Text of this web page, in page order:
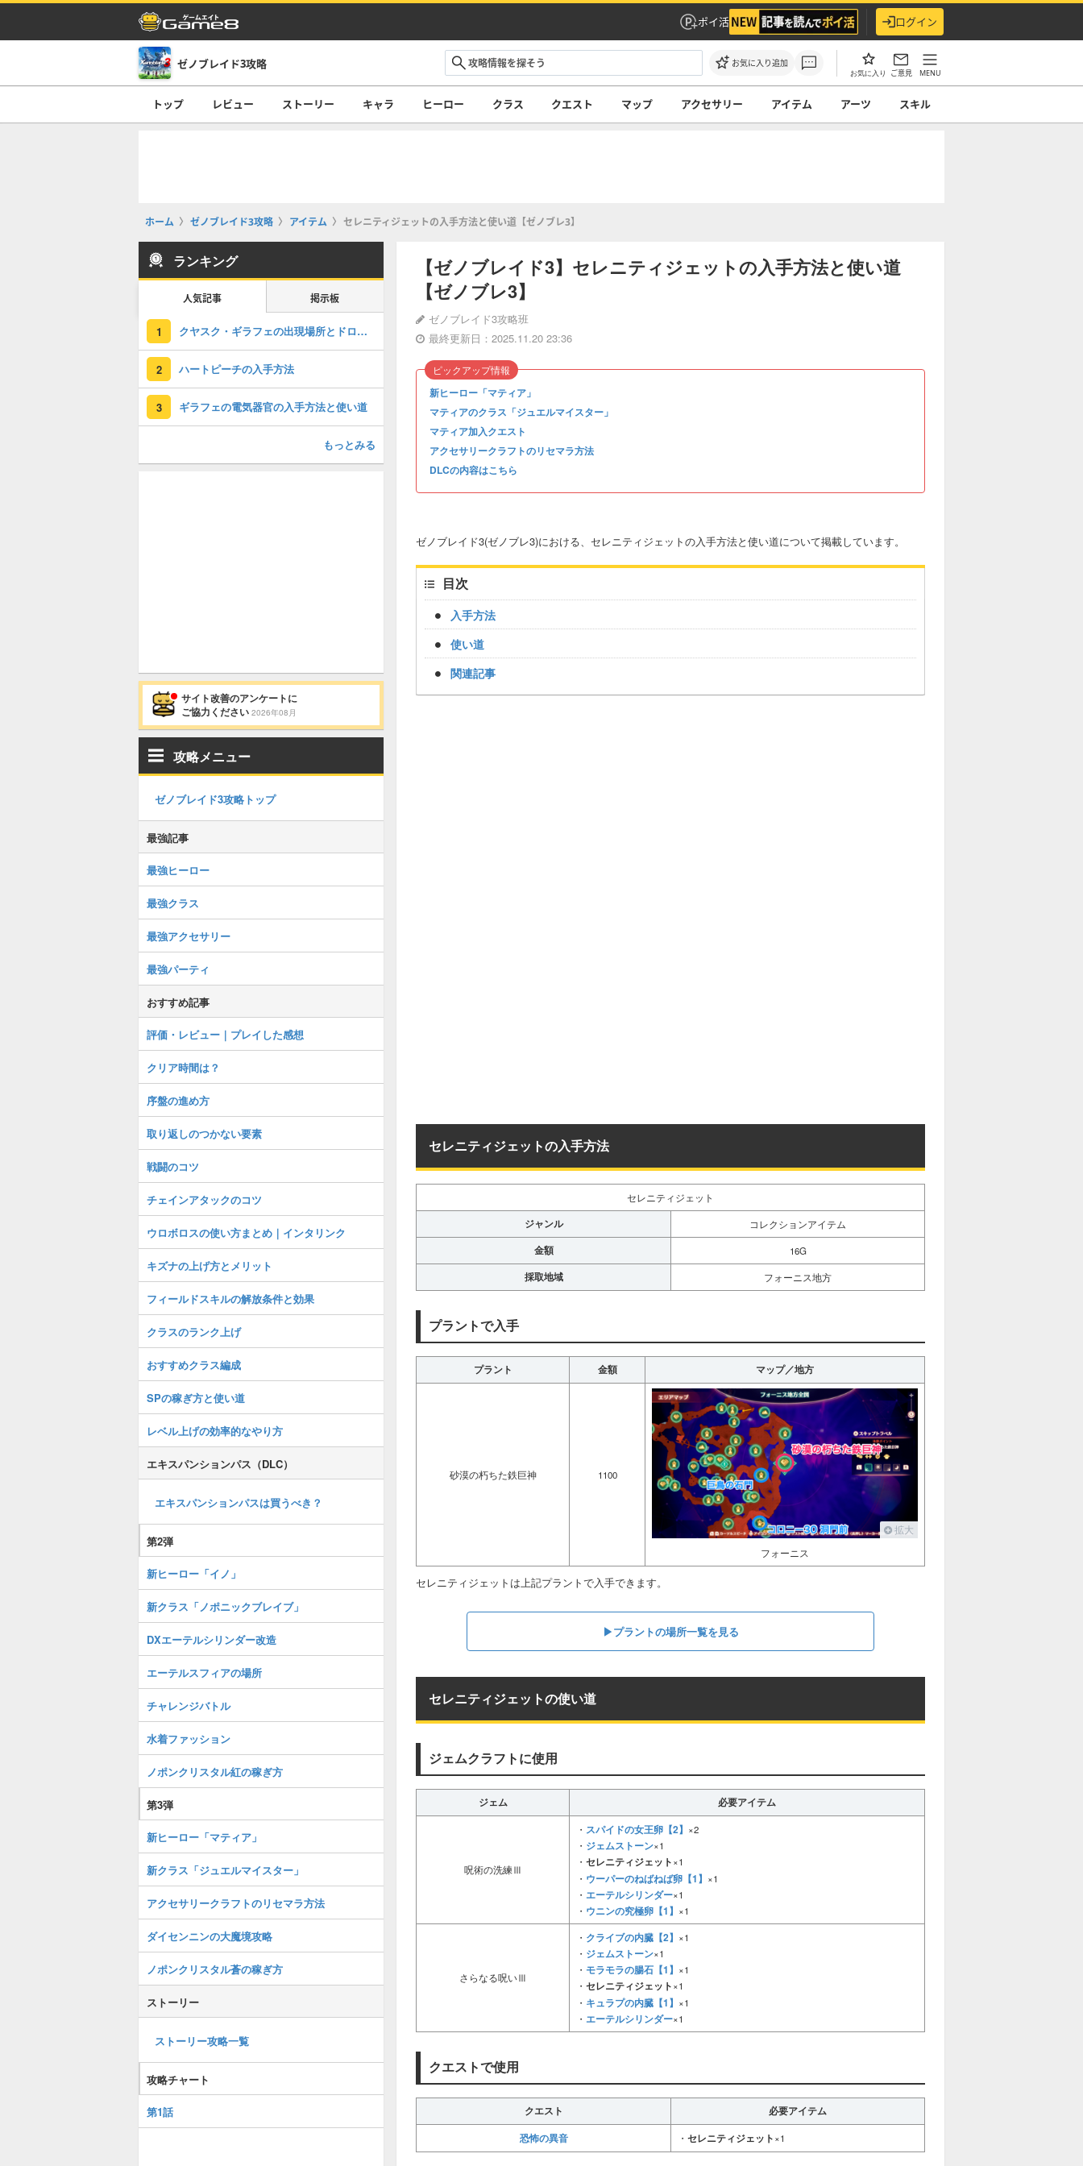
ポイ活 ログイン
ゼノブレイド3攻略 お気に入り追加
お気に入り ご意見 MENU
トップ レビュー ストーリー キャラ ヒーロー クラス クエスト マップ アクセサリー アイテム アーツ スキル
ホーム ゼノブレイド3攻略 アイテム セレニティジェットの入手方法と使い道【ゼノブレ3】
【ゼノブレイド3】セレニティジェットの入手方法と使い道
【ゼノブレ3】
ゼノブレイド3攻略班
最終更新日：2025.11.20 23:36
新ヒーロー「マティア」
マティアのクラス「ジュエルマイスター」
マティア加入クエスト
アクセサリークラフトのリセマラ方法
DLCの内容はこちら
ピックアップ情報
ゼノブレイド3(ゼノブレ3)における、セレニティジェットの入手方法と使い道について掲載しています。
目次
入手方法
使い道
関連記事
セレニティジェットの入手方法
セレニティジェット
ジャンル コレクションアイテム
金額 16G
採取地域 フォーニス地方
プラントで入手
プラント 金額 マップ／地方
砂漠の朽ちた鉄巨神 1100
拡大
フォーニス
セレニティジェットは上記プラントで入手できます。
▶︎プラントの場所一覧を見る
セレニティジェットの使い道
ジェムクラフトに使用
ジェム 必要アイテム
呪術の洗練Ⅲ
・ スパイドの女王卵【2】 ×2
・ ジェムストーン×1
・ セレニティジェット×1
・ ウーパーのねばねば卵【1】 ×1
・ エーテルシリンダー×1
・ ウニンの究極卵【1】 ×1
さらなる呪いⅢ
・ クライブの内臓【2】 ×1
・ ジェムストーン×1
・ モラモラの腸石【1】 ×1
・ セレニティジェット×1
・ キュラプの内臓【1】 ×1
・ エーテルシリンダー×1
クエストで使用
クエスト 必要アイテム
恐怖の異音 ・ セレニティジェット×1
ランキング
人気記事 掲示板
1 クヤスク・ギラフェの出現場所とドロップ
2 ハートピーチの入手方法
3 ギラフェの電気器官の入手方法と使い道
もっとみる
サイト改善のアンケートに
ご協力ください 2026年08月
攻略メニュー
ゼノブレイド3攻略トップ
最強記事
最強ヒーロー
最強クラス
最強アクセサリー
最強パーティ
おすすめ記事
評価・レビュー｜プレイした感想
クリア時間は？
序盤の進め方
取り返しのつかない要素
戦闘のコツ
チェインアタックのコツ
ウロボロスの使い方まとめ｜インタリンク
キズナの上げ方とメリット
フィールドスキルの解放条件と効果
クラスのランク上げ
おすすめクラス編成
SPの稼ぎ方と使い道
レベル上げの効率的なやり方
エキスパンションパス（DLC）
エキスパンションパスは買うべき？
第2弾
新ヒーロー「イノ」
新クラス「ノポニックブレイブ」
DXエーテルシリンダー改造
エーテルスフィアの場所
チャレンジバトル
水着ファッション
ノポンクリスタル紅の稼ぎ方
第3弾
新ヒーロー「マティア」
新クラス「ジュエルマイスター」
アクセサリークラフトのリセマラ方法
ダイセンニンの大魔境攻略
ノポンクリスタル蒼の稼ぎ方
ストーリー
ストーリー攻略一覧
攻略チャート
第1話